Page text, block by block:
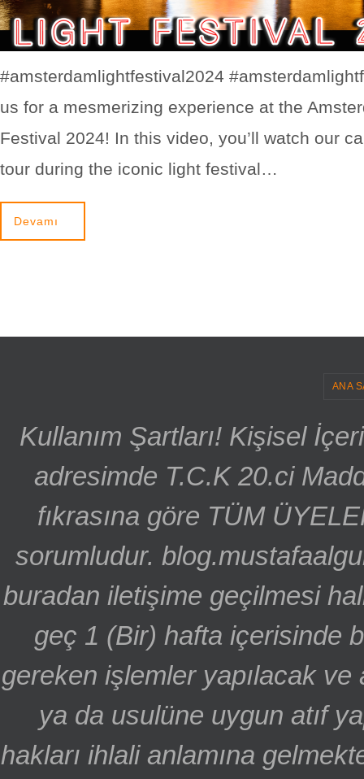
#amsterdamlightfestival2024
us for a mesmerizing experience at the
Festival 2024! In this video, you’ll watch our
tour during the iconic light festival…
Devamı
ANA
Kullanım Şartları! Kişisel
adresimde T.C.K 20.ci
fıkrasına göre TÜM
sorumludur.
buradan iletişime geçilmesi
geç 1 (Bir) hafta içerisinde
gereken işlemler yapılacak ve
ya da usulüne uygun atıf
hakları ihlali anlamına